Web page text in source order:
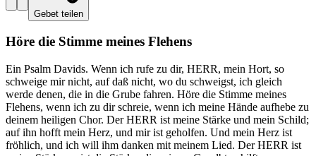
Gebet teilen
Höre die Stimme meines Flehens
Ein Psalm Davids. Wenn ich rufe zu dir, HERR, mein Hort, so
schweige mir nicht, auf daß nicht, wo du schweigst, ich gleich
werde denen, die in die Grube fahren. Höre die Stimme meines
Flehens, wenn ich zu dir schreie, wenn ich meine Hände aufhebe zu
deinem heiligen Chor. Der HERR ist meine Stärke und mein Schild;
auf ihn hofft mein Herz, und mir ist geholfen. Und mein Herz ist
fröhlich, und ich will ihm danken mit meinem Lied. Der HERR ist